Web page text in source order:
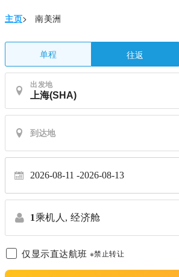
主页> 南美洲
单程 往返
出发地
2026-08-11 2026-08-13
1乘机人, 经济舱
仅显示直达航班 ※禁止转让